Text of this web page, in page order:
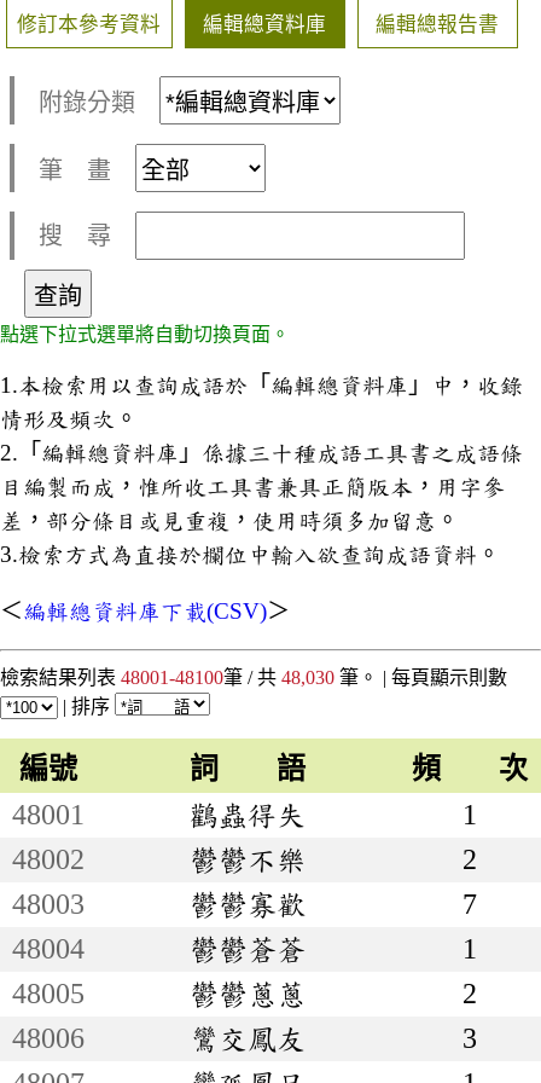
修訂本參考資料 編輯總資料庫 編輯總報告書
附錄分類
筆 畫
搜 尋
點選下拉式選單將自動切換頁面。
1.本檢索用以查詢成語於「編輯總資料庫」中，收錄
情形及頻次。
2.「編輯總資料庫」係據三十種成語工具書之成語條
目編製而成，惟所收工具書兼具正簡版本，用字參
差，部分條目或見重複，使用時須多加留意。
3.檢索方式為直接於欄位中輸入欲查詢成語資料。
＜編輯總資料庫下載(CSV)＞
檢索結果列表 48001-48100筆 / 共 48,030 筆。 | 每頁顯示則數
| 排序
編號 詞 語
頻 次
48001
鸛蟲得失
1
48002
鬱鬱不樂
2
48003
鬱鬱寡歡
7
48004
鬱鬱蒼蒼
1
48005
鬱鬱蔥蔥
2
48006
鸞交鳳友
3